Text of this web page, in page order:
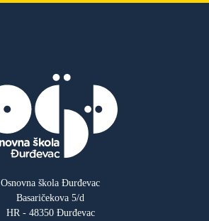
Osnovna škola Đurđevac
Basaričekova 5/d
HR - 48350 Đurđevac